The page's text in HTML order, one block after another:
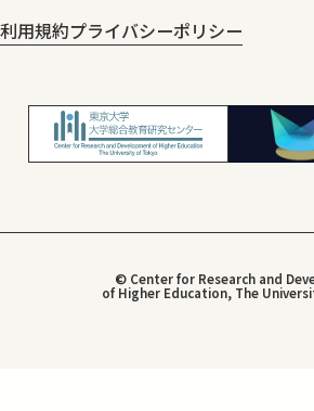
利用規約プライバシーポリシー
© Center for Research and
of Higher Education, The